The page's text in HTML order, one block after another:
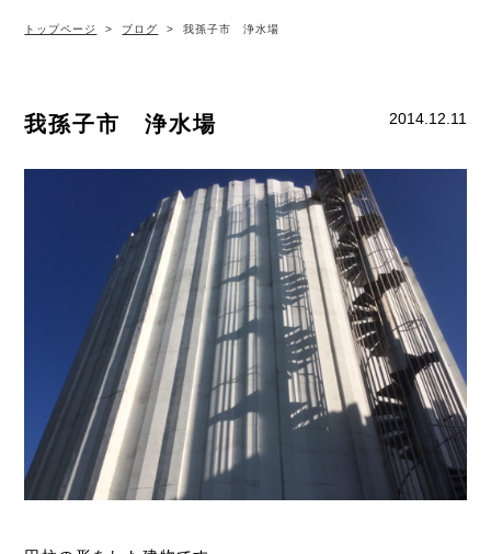
トップページ ブログ 我孫子市 浄水場
我孫子市 浄水場 2014.12.11